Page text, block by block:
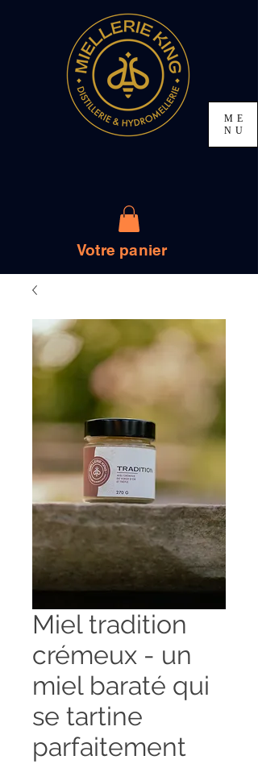
ME
NU
Votre panier
Miel tradition
crémeux - un
miel baraté qui
se tartine
parfaitement